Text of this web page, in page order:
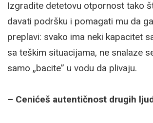
Izgradite detetovu otpornost tako
davati podršku i pomagati mu da
preplavi: svako ima neki kapacitet
sa teškim situacijama, ne snalaze
samo „bacite” u vodu da plivaju.
– Cenićeš autentičnost drugih